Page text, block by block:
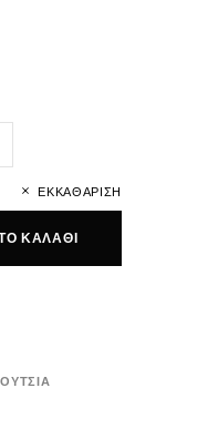
ΕΚΚΑΘΆΡΙΣΗ
ΚΑΛΆΘΙ